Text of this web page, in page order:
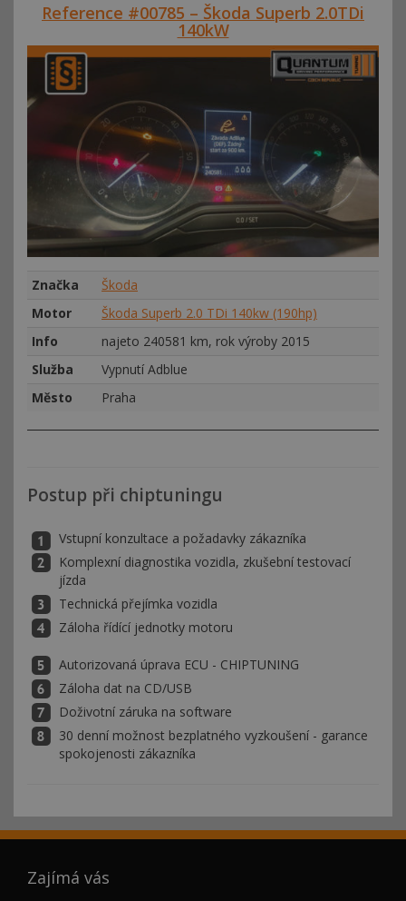
Reference #00785 – Škoda Superb 2.0TDi
140kW
Značka
Škoda
Motor
Škoda Superb 2.0 TDi 140kw (190hp)
Info
najeto 240581 km, rok výroby 2015
Služba
Vypnutí Adblue
Město
Praha
Postup při chiptuningu
Vstupní konzultace a požadavky zákazníka
Komplexní diagnostika vozidla, zkušební testovací
jízda
Technická přejímka vozidla
Záloha řídící jednotky motoru
Autorizovaná úprava ECU - CHIPTUNING
Záloha dat na CD/USB
Doživotní záruka na software
30 denní možnost bezplatného vyzkoušení - garance
spokojenosti zákazníka
Zajímá vás